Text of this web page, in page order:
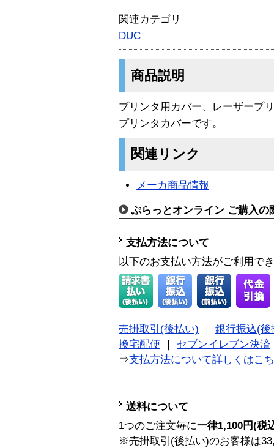
関連カテゴリ
DUC
商品説明
プリンタ用カバー、レーザープ
プリンタカバーです。
関連リンク
メーカ商品情報
ぷらっとオンライン ご購入の
支払方法について
以下のお支払い方法がご利用で
売掛取引(後払い)
銀行振込(後
換宅配便
セブンイレブン決済
⇒支払方法について詳しくはこ
送料について
1つのご注文毎に一律1,100円(税
※売掛取引(後払い)のお客様は